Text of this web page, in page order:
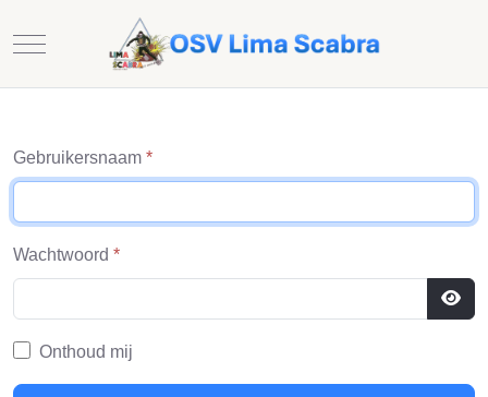
Mobile Menu Toggle
Gebruikersnaam *
Wachtwoord *
Onthoud mij